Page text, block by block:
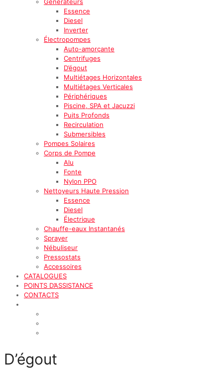
Essence
Diesel
Inverter
Électropompes
Auto-amorçante
Centrifuges
D’égout
Multiétages Horizontales
Multiétages Verticales
Périphériques
Piscine, SPA et Jacuzzi
Puits Profonds
Recirculation
Submersibles
Pompes Solaires
Corps de Pompe
Alu
Fonte
Nylon PPO
Nettoyeurs Haute Pression
Essence
Diesel
Électrique
Chauffe-eaux Instantanés
Sprayer
Nébuliseur
Pressostats
Accessoires
CATALOGUES
POINTS D’ASSISTANCE
CONTACTS
D’égout